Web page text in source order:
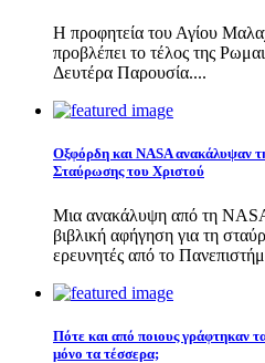
Η προφητεία του Αγίου
προβλέπει το τέλος της
Δευτέρα Παρουσία....
Οξφόρδη και NASA ανακάλυψαν
Σταύρωσης του Χριστού
Μια ανακάλυψη από τη
βιβλική αφήγηση για τη
ερευνητές από το
Πότε και από ποιους γράφτηκαν
μόνο τα τέσσερα;